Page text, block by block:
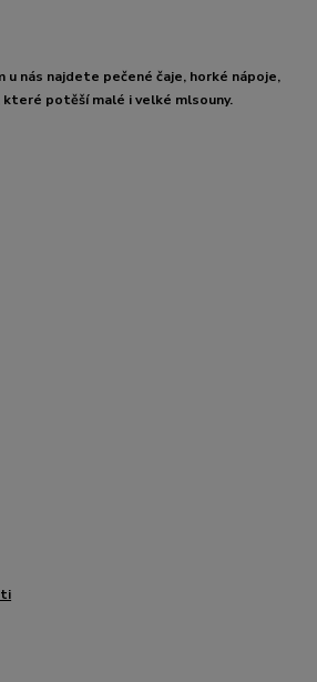
u nás najdete pečené čaje, horké nápoje,
potěší malé i velké mlsouny.